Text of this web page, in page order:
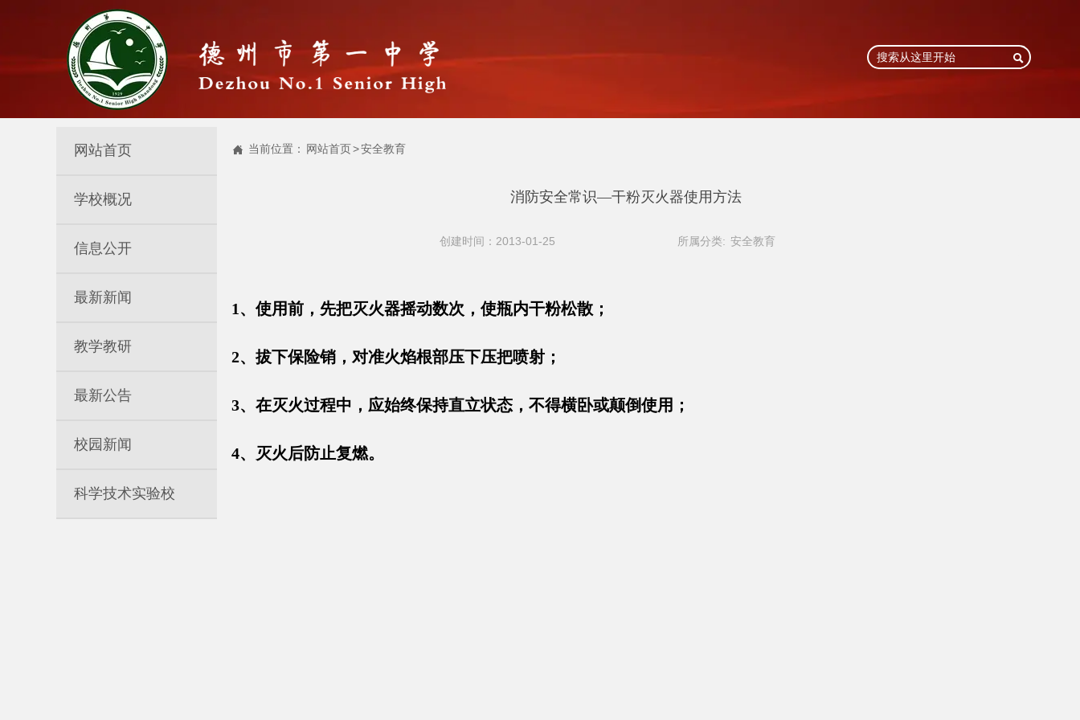

消防安全常识—干粉灭火器使用方法
创建时间：2013-01-25 所属分类: 安全教育
1、使用前，先把灭火器摇动数次，使瓶内干粉松散；
2、拔下保险销，对准火焰根部压下压把喷射；
3、在灭火过程中，应始终保持直立状态，不得横卧或颠倒使用；
4、灭火后防止复燃。
 当前位置： 网站首页>安全教育
网站首页
学校概况
信息公开
最新新闻
教学教研
最新公告
校园新闻
科学技术实验校